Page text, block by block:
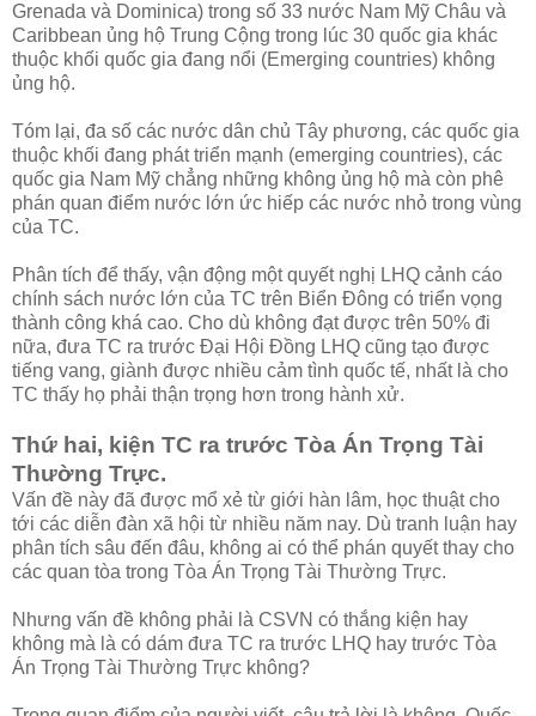
Grenada và Dominica) trong số 33 nước Nam Mỹ Châu và
Caribbean ủng hộ Trung Cộng trong lúc 30 quốc gia khác
thuộc khối quốc gia đang nổi (Emerging countries) không
ủng hộ.
Tóm lại, đa số các nước dân chủ Tây phương, các quốc gia
thuộc khối đang phát triển mạnh (emerging countries), các
quốc gia Nam Mỹ chẳng những không ủng hộ mà còn phê
phán quan điểm nước lớn ức hiếp các nước nhỏ trong vùng
của TC.
Phân tích để thấy, vận động một quyết nghị LHQ cảnh cáo
chính sách nước lớn của TC trên Biển Đông có triển vọng
thành công khá cao. Cho dù không đạt được trên 50% đi
nữa, đưa TC ra trước Đại Hội Đồng LHQ cũng tạo được
tiếng vang, giành được nhiều cảm tình quốc tế, nhất là cho
TC thấy họ phải thận trọng hơn trong hành xử.
Thứ hai, kiện TC ra trước Tòa Án Trọng Tài
Thường Trực.
Vấn đề này đã được mổ xẻ từ giới hàn lâm, học thuật cho
tới các diễn đàn xã hội từ nhiều năm nay. Dù tranh luận hay
phân tích sâu đến đâu, không ai có thể phán quyết thay cho
các quan tòa trong Tòa Án Trọng Tài Thường Trực.
Nhưng vấn đề không phải là CSVN có thắng kiện hay
không mà là có dám đưa TC ra trước LHQ hay trước Tòa
Án Trọng Tài Thường Trực không?